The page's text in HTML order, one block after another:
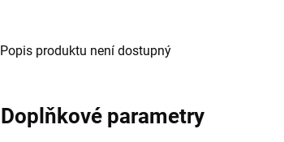
Popis produktu není dostupný
Doplňkové parametry